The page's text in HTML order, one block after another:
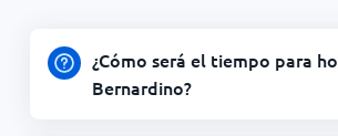
¿Cómo será el tiempo para
Bernardino?